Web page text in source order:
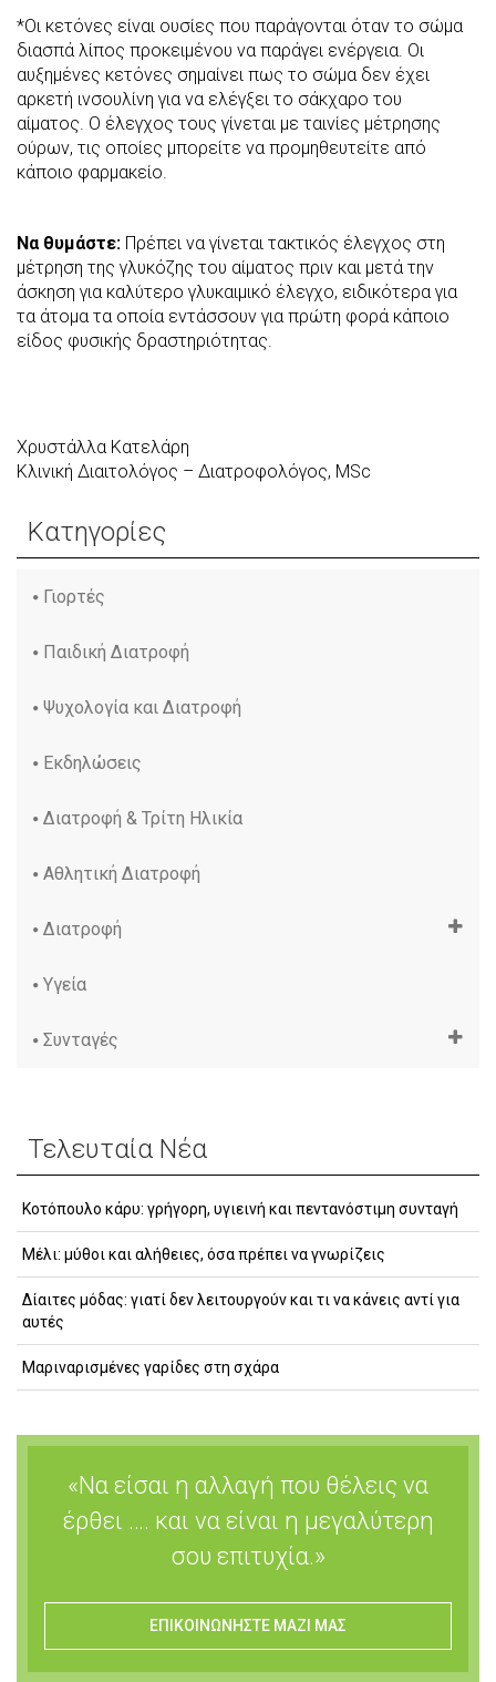
*Οι κετόνες είναι ουσίες που παράγονται όταν το σώμα
διασπά λίπος προκειμένου να παράγει ενέργεια. Οι
αυξημένες κετόνες σημαίνει πως το σώμα δεν έχει
αρκετή ινσουλίνη για να ελέγξει το σάκχαρο του
αίματος. Ο έλεγχος τους γίνεται με ταινίες μέτρησης
ούρων, τις οποίες μπορείτε να προμηθευτείτε από
κάποιο φαρμακείο.
Να θυμάστε: Πρέπει να γίνεται τακτικός έλεγχος στη
μέτρηση της γλυκόζης του αίματος πριν και μετά την
άσκηση για καλύτερο γλυκαιμικό έλεγχο, ειδικότερα για
τα άτομα τα οποία εντάσσουν για πρώτη φορά κάποιο
είδος φυσικής δραστηριότητας.
Χρυστάλλα Κατελάρη
Κλινική Διαιτολόγος – Διατροφολόγος, MSc
Κατηγορίες
Γιορτές
Παιδική Διατροφή
Ψυχολογία και Διατροφή
Εκδηλώσεις
Διατροφή & Τρίτη Ηλικία
Αθλητική Διατροφή
Διατροφή
Υγεία
Συνταγές
Τελευταία Νέα
Κοτόπουλο κάρυ: γρήγορη, υγιεινή και πεντανόστιμη συνταγή
Μέλι: μύθοι και αλήθειες, όσα πρέπει να γνωρίζεις
Δίαιτες μόδας: γιατί δεν λειτουργούν και τι να κάνεις αντί για
αυτές
Μαριναρισμένες γαρίδες στη σχάρα
«Να είσαι η αλλαγή που θέλεις να
έρθει …. και να είναι η μεγαλύτερη
σου επιτυχία.»
ΕΠΙΚΟΙΝΩΝΗΣΤΕ ΜΑΖΙ ΜΑΣ